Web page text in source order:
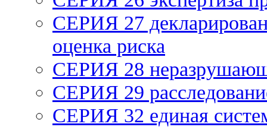
СЕРИЯ 27
оценка риска
СЕРИЯ 28
СЕРИЯ 29
СЕРИЯ 32 единая